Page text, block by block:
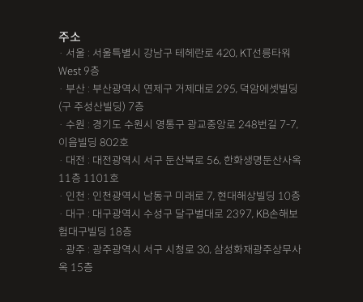
주소
· 서울 : 서울특별시 강남구 테헤란로 420, KT선릉타워
West 9층
· 부산 : 부산광역시 연제구 거제대로 295, 덕암에셋빌딩
(구 주성산빌딩) 7층
· 수원 : 경기도 수원시 영통구 광교중앙로 248번길 7-7,
이음빌딩 802호
· 대전 : 대전광역시 서구 둔산북로 56, 한화생명둔산사옥
11층 1101호
· 인천 : 인천광역시 남동구 미래로 7, 현대해상빌딩 10층
· 대구 : 대구광역시 수성구 달구벌대로 2397, KB손해보
험대구빌딩 18층
· 광주 : 광주광역시 서구 시청로 30, 삼성화재광주상무사
옥 15층